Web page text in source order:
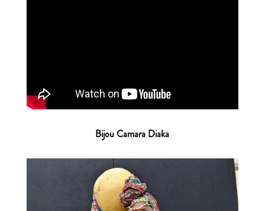
Bijou Camara Diaka